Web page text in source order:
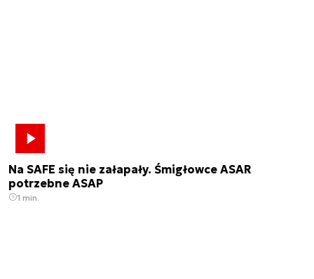
Na SAFE się nie załapały. Śmigłowce ASAR
potrzebne ASAP
1 min.